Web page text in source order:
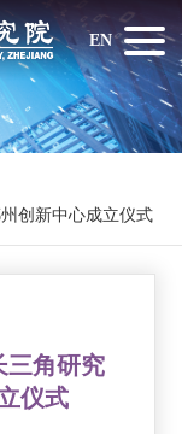
EN
创新中心成立仪式
三角研究
仪式